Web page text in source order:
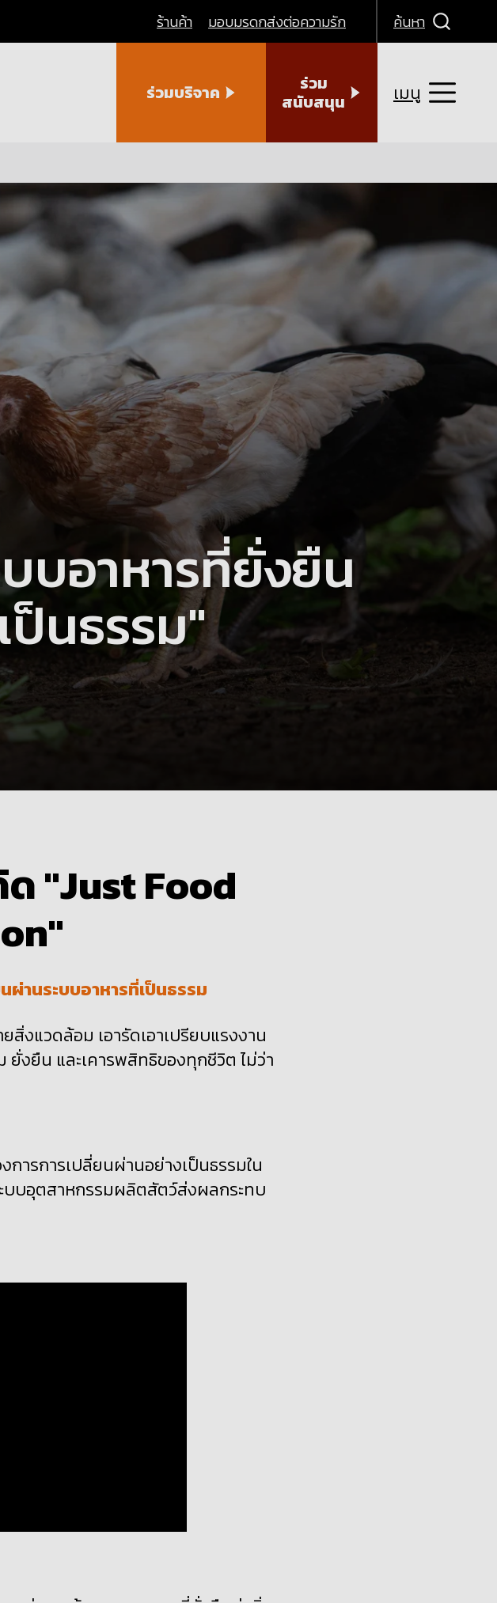
ร้านค้า มอบมรดกส่งต่อความรัก ค้นหา
ร่วมบริจาค
ร่วม
สนับสนุน
เมนู
บอาหารที่ยั่งยืน
นธรรม"
ด "JustFood
ผ่านระบบอาหารที่เป็นธรรม
สิ่งแวดล้อม เอารัดเอาเปรียบแรงงาน
ยั่งยืน และเคารพสิทธิของทุกชีวิต ไม่ว่า
ารการเปลี่ยนผ่านอย่างเป็นธรรมใน
บบอุตสาหกรรมผลิตสัตว์ส่งผลกระทบ